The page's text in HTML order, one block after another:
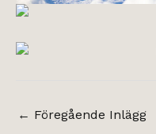
← Föregående Inlägg